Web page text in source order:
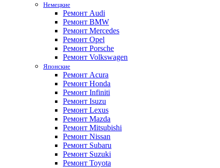
Немецкие
Ремонт Audi
Ремонт BMW
Ремонт Mercedes
Ремонт Opel
Ремонт Porsche
Ремонт Volkswagen
Японские
Ремонт Acura
Ремонт Honda
Ремонт Infiniti
Ремонт Isuzu
Ремонт Lexus
Ремонт Mazda
Ремонт Mitsubishi
Ремонт Nissan
Ремонт Subaru
Ремонт Suzuki
Ремонт Toyota